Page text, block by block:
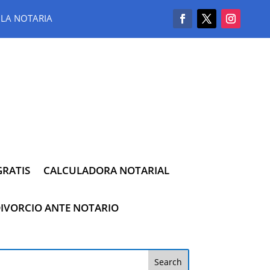
LA NOTARIA
CALCULADORA NOTARIAL
ANTE NOTARIO